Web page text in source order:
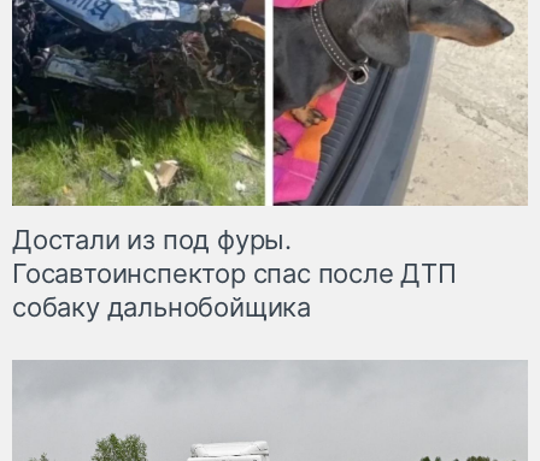
Достали из под фуры.
Госавтоинспектор спас после ДТП
собаку дальнобойщика